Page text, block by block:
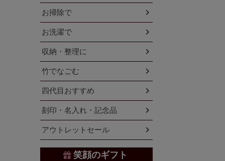
お掃除で
お洗濯で
収納・整理に
竹でなごむ
四代目おすすめ
刻印・名入れ・記念品
アウトレットセール
笑顔のギフト